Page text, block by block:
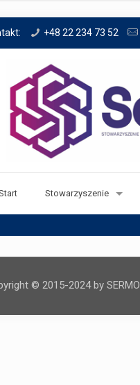
+48 22 234 73 52
Stowarzyszenie
© 2015-2024 by SERMO